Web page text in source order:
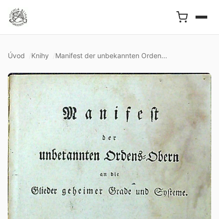
Úvod Knihy Manifest der unbekannten Orden...